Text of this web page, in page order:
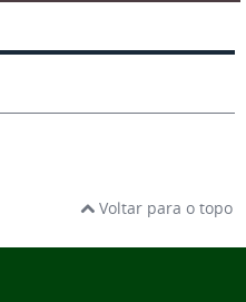
Voltar para o topo